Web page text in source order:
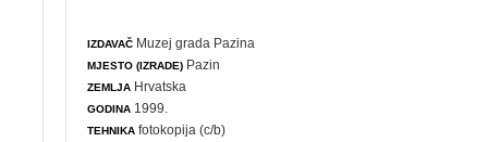
IZDAVAČ Muzej grada Pazina
MJESTO (IZRADE) Pazin
ZEMLJA Hrvatska
GODINA 1999.
TEHNIKA fotokopija (c/b)